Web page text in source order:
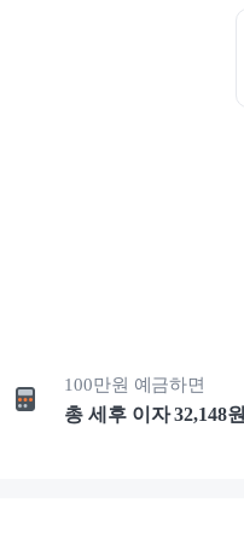
100만원 예금하면
총 세후 이자32,148원